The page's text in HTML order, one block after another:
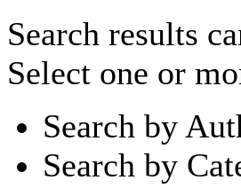
Search results
Select one or
Search by
Search by